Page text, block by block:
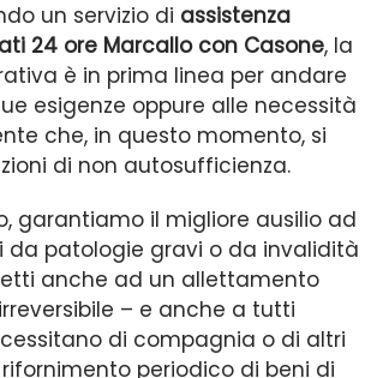
un servizio di assistenza
24 ore Marcallo con Casone, la
è in prima linea per andare
esigenze oppure alle necessità
che, in questo momento, si
di non autosufficienza.
garantiamo il migliore ausilio ad
da patologie gravi o da invalidità
anche ad un allettamento
– e anche a tutti
di compagnia o di altri
rifornimento periodico di beni di